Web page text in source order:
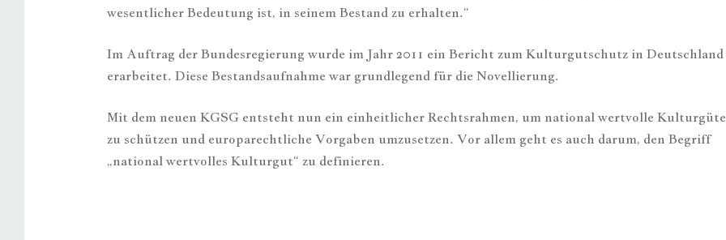
wesentlicher Bedeutung ist, in seinem Bestand zu erhalten.“
Im Auftrag der Bundesregierung wurde im Jahr 2011 ein Bericht zum Kulturgutschutz in Deutschland
erarbeitet. Diese Bestandsaufnahme war grundlegend für die Novellierung.
Mit dem neuen KGSG entsteht nun ein einheitlicher Rechtsrahmen, um national wertvolle
zu schützen und europarechtliche Vorgaben umzusetzen. Vor allem geht es auch darum, den Begriff
„national wertvolles Kulturgut“ zu definieren.